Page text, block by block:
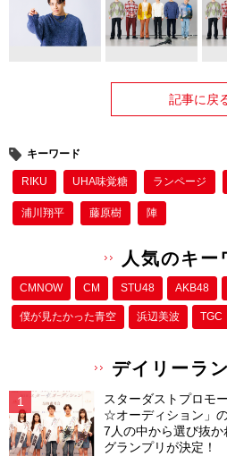
記事に戻
キーワード
RIKU UHA味覚糖 ランページ
浦川翔平 藤原樹 陣
人気のキー
CMNOW CM STU48 AKB48
僕が⾒たかった⻘空 浜辺美波 TGC
デイリーラ
スターダストプロモ
☆オーディション」
7人の中から選び抜
グランプリが決定！